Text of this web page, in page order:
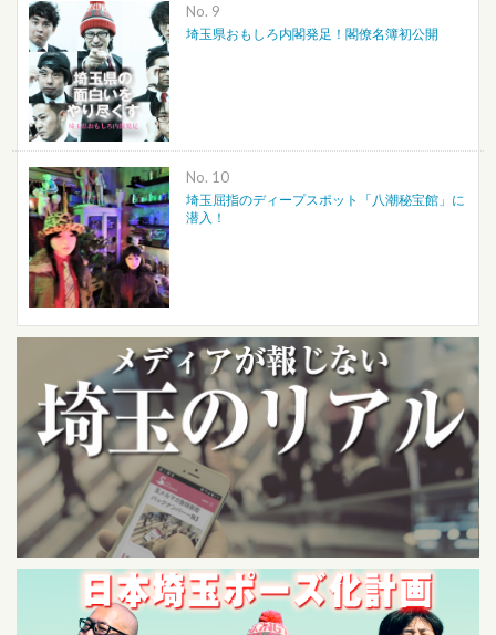
No.
埼玉県おもしろ内閣発足！閣僚名簿初公開
No.
埼玉屈指のディープスポット「八潮秘宝館」に
潜入！